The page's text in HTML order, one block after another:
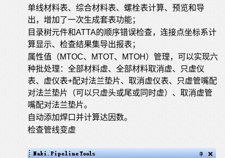
单线材料表、综合材料表、螺栓表计算、预览和导
出，增加了一次生成套表功能；
目录树元件和ATTA的顺序错误检查，连接点坐标系计
算显示、检查结果集导出报表；
属性值（MTOC、MTOT、MTOH）管理，可以实现六
种批处理：全部材料虚、全部材料取消虚、只虚仪
表、虚仪表+配对法兰垫片、取消虚仪表、只虚管嘴配
对法兰垫片（可以只虚头或尾或同时虚）、取消虚管
嘴配对法兰垫片。
自动添加焊口并计算达因数。
检查管线变虚